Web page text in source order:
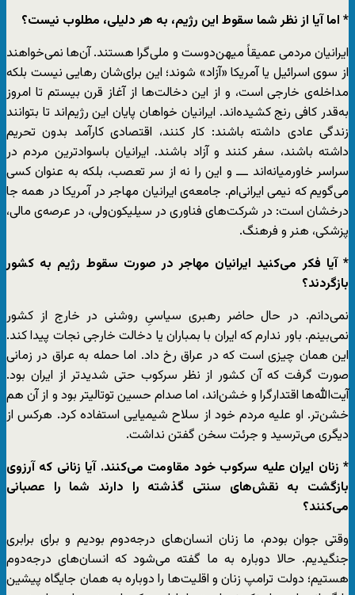
* اما آیا از نظر شما سقوط این رژیم، به هر دلیلی، مطلوب نیست؟
ایرانیان مردمی عمیقاً میهن‌دوست و ملی‌گرا هستند. آن‌ها نمی‌خواهند
از سوی اسرائیل یا آمریکا «آزاد» شوند؛ این برای‌شان رهایی نیست بلکه
مداخله‌ی خارجی است، و از این دخالت‌ها از آغاز قرن بیستم تا امروز
به‌قدر کافی رنج کشیده‌اند. ایرانیان خواهان پایان این رژیم‌اند تا بتوانند
زندگی عادی داشته باشند: کار کنند، اقتصادی کارآمد بدون تحریم
داشته باشند، سفر کنند و آزاد باشند. ایرانیان باسوادترین مردم در
سراسر خاورمیانه‌اند ـــ و این را نه از سر تعصب، بلکه به عنوان کسی
می‌گویم که نیمی ایرانی‌ام. جامعه‌ی ایرانیان مهاجر در آمریکا در همه جا
درخشان است: در شرکت‌های فناوری در سیلیکون‌ولی، در عرصه‌ی مالی،
پزشکی، هنر و فرهنگ.
* آیا فکر می‌کنید ایرانیان مهاجر در صورت سقوط رژیم به کشور
بازگردند؟
نمی‌دانم. در حال حاضر رهبری سیاسیِ روشنی در خارج از کشور
نمی‌بینم. باور ندارم که ایران با بمباران یا دخالت خارجی نجات پیدا کند.
این همان چیزی است که در عراق رخ داد. اما حمله به عراق در زمانی
صورت گرفت که آن کشور از نظر سرکوب حتی شدیدتر از ایران بود.
آیت‌الله‌ها اقتدارگرا و خشن‌اند، اما صدام حسین توتالیتر بود و از آن هم
خشن‌تر. او علیه مردم خود از سلاح شیمیایی استفاده کرد. هرکس از
دیگری می‌ترسید و جرئت سخن گفتن نداشت.
* زنان ایران علیه سرکوب خود مقاومت می‌کنند. آیا زنانی که آرزوی
بازگشت به نقش‌های سنتی گذشته را دارند شما را عصبانی
می‌کنند؟
وقتی جوان بودم، ما زنان انسان‌های درجه‌دوم بودیم و برای برابری
جنگیدیم. حالا دوباره به ما گفته می‌شود که انسان‌های درجه‌دوم
هستیم؛ دولت ترامپ زنان و اقلیت‌ها را دوباره به همان جایگاه پیشین